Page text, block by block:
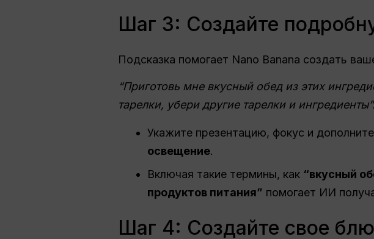
Шаг 3: Создайте
Подсказка помогает Nano Banana создать
“Приготовь мне вкусный обед из этих
тарелки, убери другие тарелки и
Укажите презентацию, фокус и
освещение.
Включая такие термины, как “вкусный
продуктов питания” помогает ИИ
Шаг 4: Создайте свое